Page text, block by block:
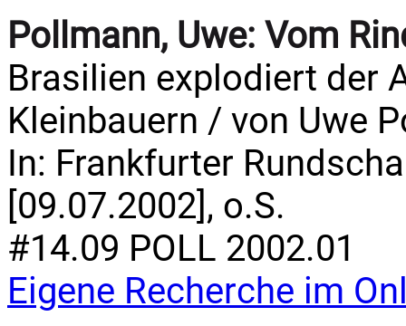
Pollmann, Uwe: Vom
Brasilien explodiert der
Kleinbauern / von Uwe
In: Frankfurter
[09.07.2002], o.S.
#14.09 POLL 2002.01
Eigene Recherche im